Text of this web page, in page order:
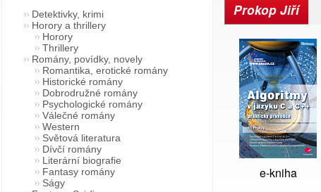
Prokop Jiří
e-kniha
Detektivky, krimi
Horory a thrillery
Horory
Thrillery
Romány, povídky, novely
Romantika, erotické romány
Historické romány
Dobrodružné romány
Psychologické romány
Válečné romány
Western
Světová literatura
Dívčí romány
Literární biografie
Fantasy romány
Ságy